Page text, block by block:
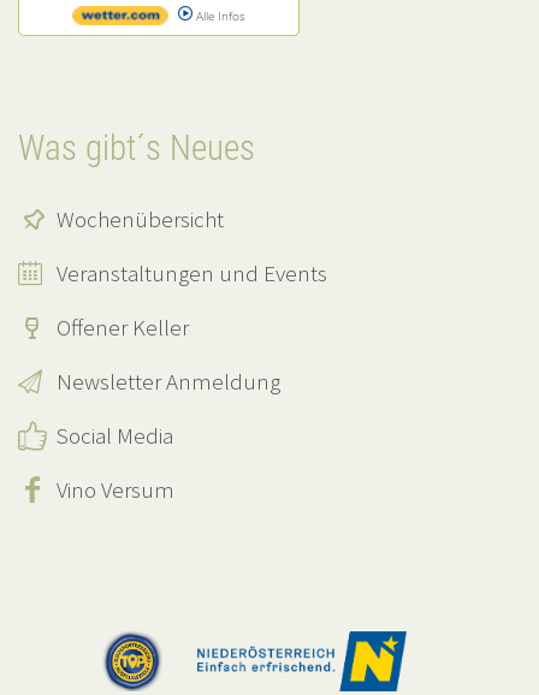
Alle Infos
Was gibt´s Neues
Wochenübersicht
Veranstaltungen und Events
Offener Keller
Newsletter Anmeldung
Social Media
Vino Versum